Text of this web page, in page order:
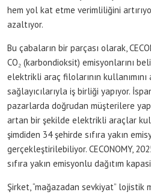
hem yol kat etme verimliliğini
azaltıyor.
Bu çabaların bir parçası olarak,
CO₂ (karbondioksit) emisyonlarını
elektrikli araç filolarının
sağlayıcılarıyla iş birliği yapıyor.
pazarlarda doğrudan müşterilere
artan bir şekilde elektrikli araçlar
şimdiden 34 şehirde sıfıra yakın
gerçekleştirilebiliyor. CECONOMY,
sıfıra yakın emisyonlu dağıtım
Şirket, “mağazadan sevkiyat” lojistik